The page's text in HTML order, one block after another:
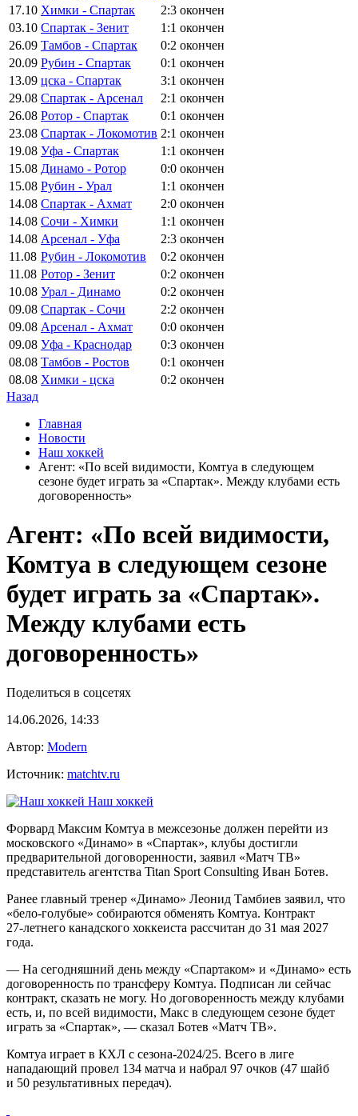
17.10 Химки - Спартак 2:3 окончен
03.10 Спартак - Зенит 1:1 окончен
26.09 Тамбов - Спартак 0:2 окончен
20.09 Рубин - Спартак 0:1 окончен
13.09 цска - Спартак 3:1 окончен
29.08 Спартак - Арсенал 2:1 окончен
26.08 Ротор - Спартак 0:1 окончен
23.08 Спартак - Локомотив 2:1 окончен
19.08 Уфа - Спартак 1:1 окончен
15.08 Динамо - Ротор 0:0 окончен
15.08 Рубин - Урал 1:1 окончен
14.08 Спартак - Ахмат 2:0 окончен
14.08 Сочи - Химки 1:1 окончен
14.08 Арсенал - Уфа 2:3 окончен
11.08 Рубин - Локомотив 0:2 окончен
11.08 Ротор - Зенит 0:2 окончен
10.08 Урал - Динамо 0:2 окончен
09.08 Спартак - Сочи 2:2 окончен
09.08 Арсенал - Ахмат 0:0 окончен
09.08 Уфа - Краснодар 0:3 окончен
08.08 Тамбов - Ростов 0:1 окончен
08.08 Химки - цска 0:2 окончен
Назад
Главная
Новости
Наш хоккей
Агент: «По всей видимости, Комтуа в следующем
сезоне будет играть за «Спартак». Между клубами есть
договоренность»
Агент: «По всей видимости,
Комтуа в следующем сезоне
будет играть за «Спартак».
Между клубами есть
договоренность»
Поделиться в соцсетях
14.06.2026, 14:33
Автор: Modern
Источник: matchtv.ru
Наш хоккей
Форвард Максим Комтуа в межсезонье должен перейти из
московского «Динамо» в «Спартак», клубы достигли
предварительной договоренности, заявил «Матч ТВ»
представитель агентства Titan Sport Consulting Иван Ботев.
Ранее главный тренер «Динамо» Леонид Тамбиев заявил, что
«бело‑голубые» собираются обменять Комтуа. Контракт
27‑летнего канадского хоккеиста рассчитан до 31 мая 2027
года.
— На сегодняшний день между «Спартаком» и «Динамо» есть
договоренность по трансферу Комтуа. Подписан ли сейчас
контракт, сказать не могу. Но договоренность между клубами
есть, и, по всей видимости, Макс в следующем сезоне будет
играть за «Спартак», — сказал Ботев «Матч ТВ».
Комтуа играет в КХЛ с сезона‑2024/25. Всего в лиге
нападающий провел 134 матча и набрал 97 очков (47 шайб
и 50 результативных передач).